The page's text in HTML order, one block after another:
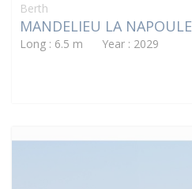
Berth
MANDELIEU LA NAPOULE
Long : 6.5 m Year : 2029